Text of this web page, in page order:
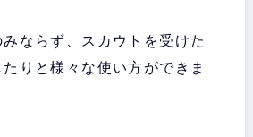
ならず、スカウトを受けた
りと様々な使い方ができま